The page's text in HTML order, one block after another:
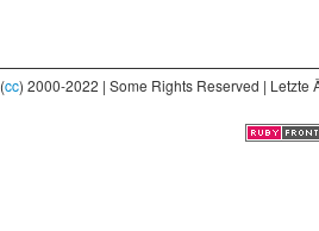
(cc) 2000-2022 | Some Rights Reserved |